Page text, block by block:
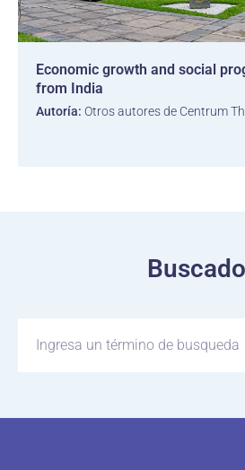
Economic growth and social
from India
Autoría: Otros autores de Centrum